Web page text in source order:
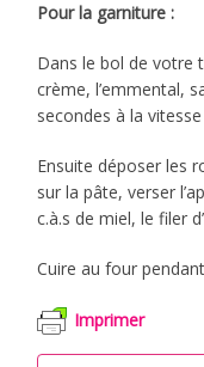
Pour la garniture :
Dans le bol de votre
crème, l’emmental,
secondes à la vitesse
Ensuite déposer les
sur la pâte, verser
c.à.s de miel, le filer
Cuire au four
Imprimer